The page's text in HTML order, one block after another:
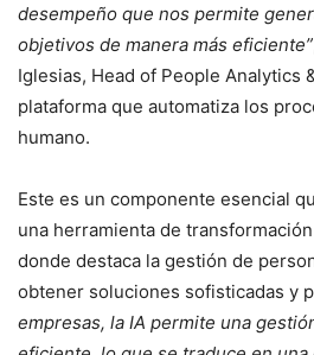
desempeño que nos permite
objetivos de manera más eficiente”
Iglesias, Head of People Analytics
plataforma que automatiza los
humano.
Este es un componente esencial
una herramienta de
donde destaca la gestión de
obtener soluciones sofisticadas y
empresas, la IA permite una